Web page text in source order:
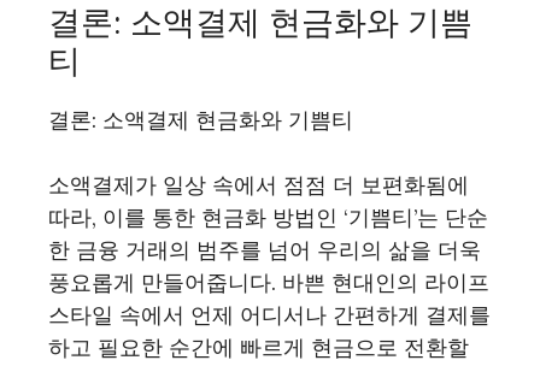
결론: 소액결제 현금화와 기쁨
티
결론: 소액결제 현금화와 기쁨티
소액결제가 일상 속에서 점점 더 보편화됨에
따라, 이를 통한 현금화 방법인 ‘기쁨티’는 단순
한 금융 거래의 범주를 넘어 우리의 삶을 더욱
풍요롭게 만들어줍니다. 바쁜 현대인의 라이프
스타일 속에서 언제 어디서나 간편하게 결제를
하고 필요한 순간에 빠르게 현금으로 전환할